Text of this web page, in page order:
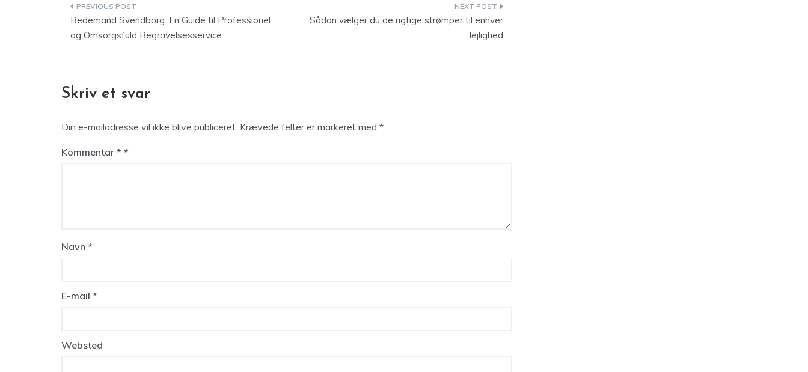
Indlægsnavigation
Bedemand Svendborg: En Guide til Professionel
og Omsorgsfuld Begravelsesservice
Sådan vælger du de rigtige strømper til enhver
lejlighed
Skriv et svar
Din e-mailadresse vil ikke blive publiceret. Krævede felter er markeret med *
Kommentar *
Navn *
E-mail *
Websted